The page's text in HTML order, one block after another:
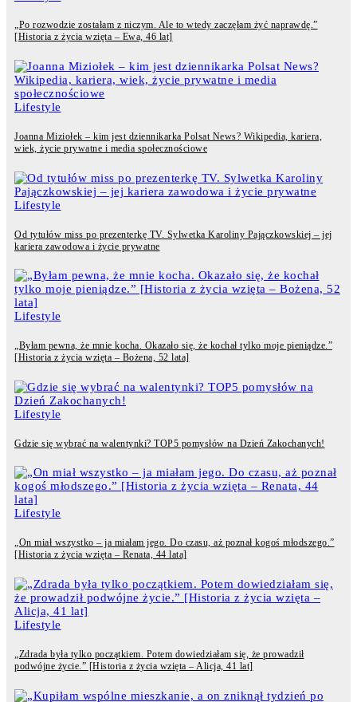
„Po rozwodzie zostałam z niczym. Ale to wtedy zaczęłam żyć naprawdę.”
[Historia z życia wzięta – Ewa, 46 lat]
Lifestyle
Joanna Miziołek – kim jest dziennikarka Polsat News? Wikipedia, kariera,
wiek, życie prywatne i media społecznościowe
Lifestyle
Od tytułów miss po prezenterkę TV. Sylwetka Karoliny Pajączkowskiej – jej
kariera zawodowa i życie prywatne
Lifestyle
„Byłam pewna, że mnie kocha. Okazało się, że kochał tylko moje pieniądze.”
[Historia z życia wzięta – Bożena, 52 lata]
Lifestyle
Gdzie się wybrać na walentynki? TOP5 pomysłów na Dzień Zakochanych!
Lifestyle
„On miał wszystko – ja miałam jego. Do czasu, aż poznał kogoś młodszego.”
[Historia z życia wzięta – Renata, 44 lata]
Lifestyle
„Zdrada była tylko początkiem. Potem dowiedziałam się, że prowadził
podwójne życie.” [Historia z życia wzięta – Alicja, 41 lat]